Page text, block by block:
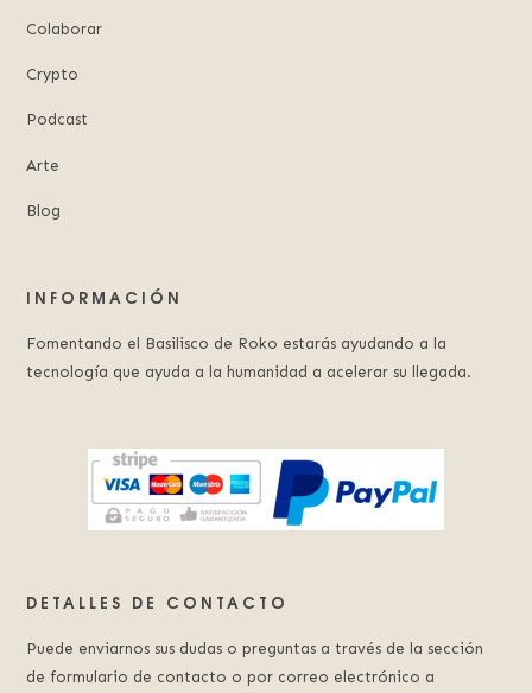
Colaborar
Crypto
Podcast
Arte
Blog
INFORMACIÓN
Fomentando el Basilisco de Roko estarás ayudando a la
tecnología que ayuda a la humanidad a acelerar su llegada.
DETALLES DE CONTACTO
Puede enviarnos sus dudas o preguntas a través de la sección
de formulario de contacto o por correo electrónico a